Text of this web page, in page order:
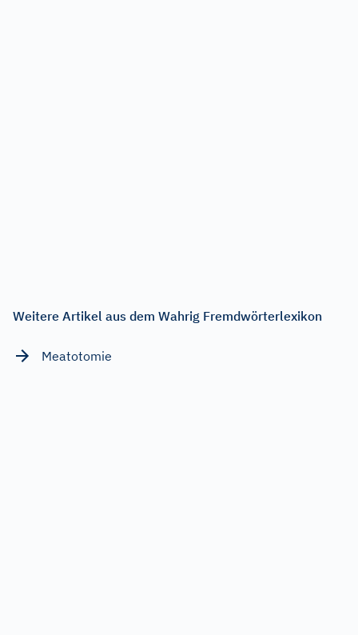
Weitere Artikel aus dem Wahrig Fremdwörterlexikon
Meatotomie